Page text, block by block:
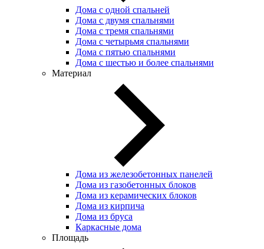
Дома с одной спальней
Дома с двумя спальнями
Дома с тремя спальнями
Дома с четырьмя спальнями
Дома с пятью спальнями
Дома с шестью и более спальнями
Материал
Дома из железобетонных панелей
Дома из газобетонных блоков
Дома из керамических блоков
Дома из кирпича
Дома из бруса
Каркасные дома
Площадь